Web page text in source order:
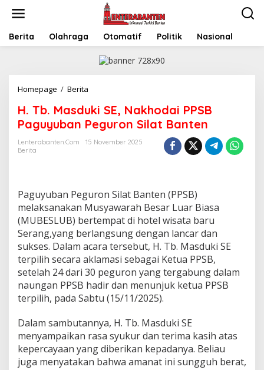
Berita Olahraga Otomatif Politik Nasional
Homepage / Berita
Masduki
SE,
Nakhodai
PPSB
H. Tb. Masduki SE, Nakhodai PPSB
Paguyuban Peguron Silat Banten
Lenterabanten.com
15 November 2025
Berita
Paguyuban Peguron Silat Banten (PPSB)
melaksanakan Musyawarah Besar Luar Biasa
(MUBESLUB) bertempat di hotel wisata baru
Serang,yang berlangsung dengan lancar dan
sukses. Dalam acara tersebut, H. Tb. Masduki SE
terpilih secara aklamasi sebagai Ketua PPSB,
setelah 24 dari 30 peguron yang tergabung dalam
naungan PPSB hadir dan menunjuk ketua PPSB
terpilih, pada Sabtu (15/11/2025).
Dalam sambutannya, H. Tb. Masduki SE
menyampaikan rasa syukur dan terima kasih atas
kepercayaan yang diberikan kepadanya. Beliau
juga menyatakan bahwa amanat ini sungguh berat,